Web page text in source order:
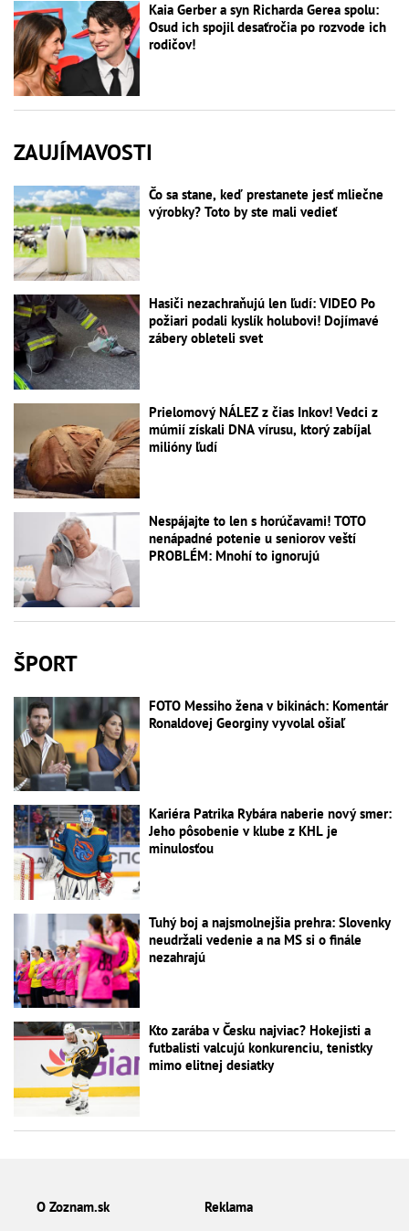
Kaia Gerber a syn Richarda Gerea spolu:
Osud ich spojil desaťročia po rozvode ich
rodičov!
ZAUJÍMAVOSTI
Čo sa stane, keď prestanete jesť mliečne
výrobky? Toto by ste mali vedieť
Hasiči nezachraňujú len ľudí: VIDEO Po
požiari podali kyslík holubovi! Dojímavé
zábery obleteli svet
Prielomový NÁLEZ z čias Inkov! Vedci z
múmií získali DNA vírusu, ktorý zabíjal
milióny ľudí
Nespájajte to len s horúčavami! TOTO
nenápadné potenie u seniorov veští
PROBLÉM: Mnohí to ignorujú
ŠPORT
FOTO Messiho žena v bikinách: Komentár
Ronaldovej Georginy vyvolal ošiaľ
Kariéra Patrika Rybára naberie nový smer:
Jeho pôsobenie v klube z KHL je
minulosťou
Tuhý boj a najsmolnejšia prehra: Slovenky
neudržali vedenie a na MS si o finále
nezahrajú
Kto zarába v Česku najviac? Hokejisti a
futbalisti valcujú konkurenciu, tenistky
mimo elitnej desiatky
O Zoznam.sk Reklama